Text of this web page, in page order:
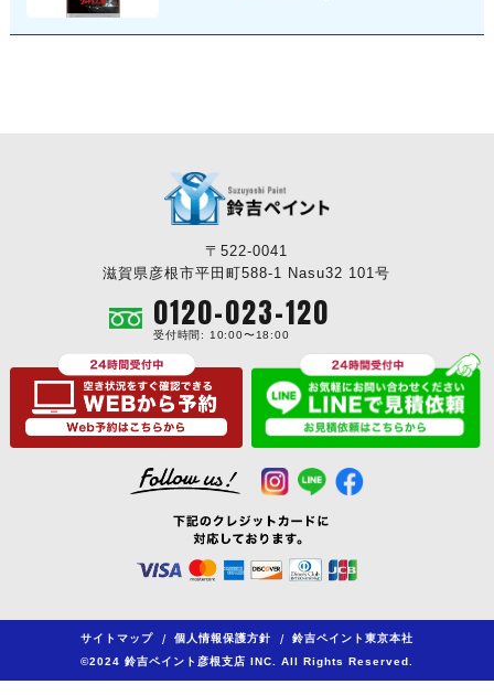
〒522-0041
滋賀県彦根市平田町588-1 Nasu32 101号
0120-023-120
受付時間: 10:00〜18:00
サイトマップ / 個人情報保護方針 /
鈴吉ペイント東京本社
©2024 鈴吉ペイント彦根支店 INC. All Rights Reserved.